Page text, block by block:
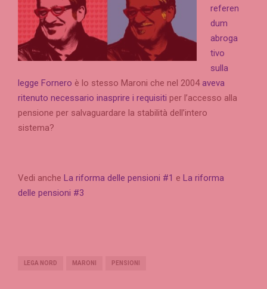
referen
dum
abroga
tivo
sulla
legge Fornero è lo stesso Maroni che nel 2004 aveva
ritenuto necessario inasprire i requisiti per l’accesso alla
pensione per salvaguardare la stabilità dell’intero
sistema?
Vedi anche La riforma delle pensioni #1 e La riforma
delle pensioni #3
LEGA NORD MARONI PENSIONI